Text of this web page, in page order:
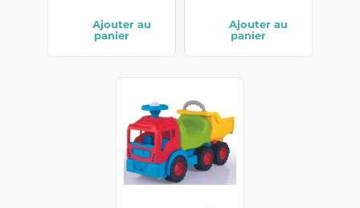
Ajouter au
panier
Ajouter au
panier